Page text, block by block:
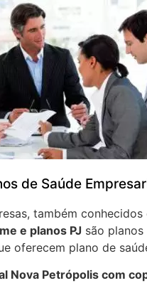
de Saúde
também conhecidos
e planos PJ são
oferecem plano de
Nova Petrópolis com